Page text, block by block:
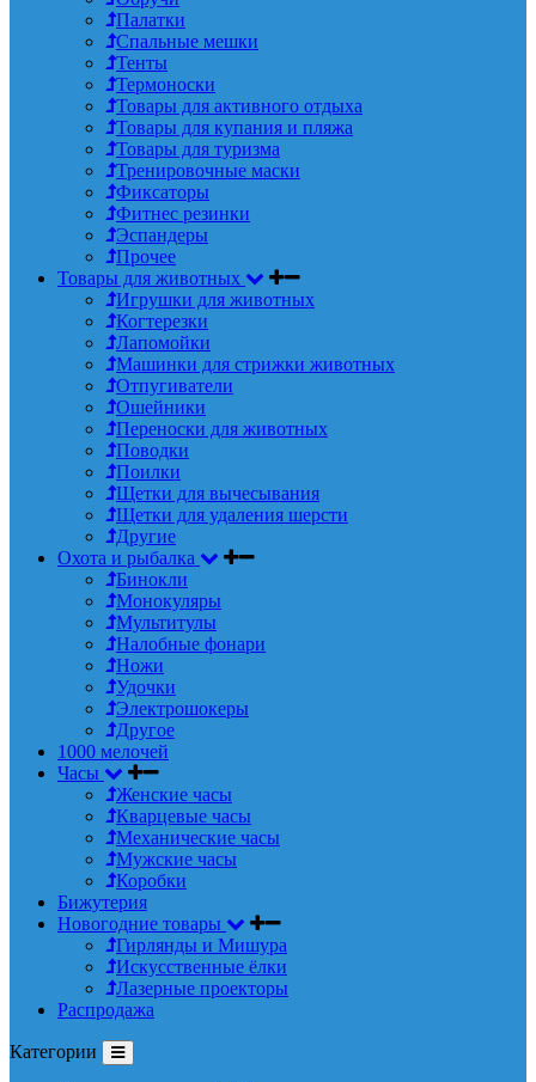
Палатки
Спальные мешки
Тенты
Термоноски
Товары для активного отдыха
Товары для купания и пляжа
Товары для туризма
Тренировочные маски
Фиксаторы
Фитнес резинки
Эспандеры
Прочее
Товары для животных
Игрушки для животных
Когтерезки
Лапомойки
Машинки для стрижки животных
Отпугиватели
Ошейники
Переноски для животных
Поводки
Поилки
Щетки для вычесывания
Щетки для удаления шерсти
Другие
Охота и рыбалка
Бинокли
Монокуляры
Мультитулы
Налобные фонари
Ножи
Удочки
Электрошокеры
Другое
1000 мелочей
Часы
Женские часы
Кварцевые часы
Механические часы
Мужские часы
Коробки
Бижутерия
Новогодние товары
Гирлянды и Мишура
Искусственные ёлки
Лазерные проекторы
Распродажа
Категории